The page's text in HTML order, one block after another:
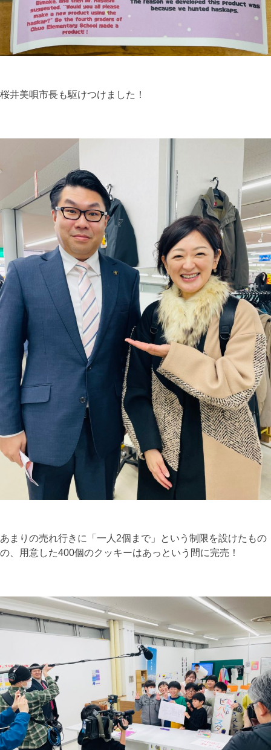
桜井美唄市長も駆けつけました！
あまりの売れ行きに「一人2個まで」という制限を設けたもの
の、用意した400個のクッキーはあっという間に完売！